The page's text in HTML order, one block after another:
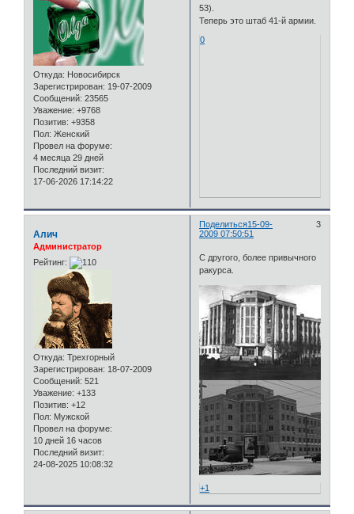
Откуда: Новосибирск
Зарегистрирован: 19-07-2009
Сообщений: 23565
Уважение: +9768
Позитив: +9358
Пол: Женский
Провел на форуме:
4 месяца 29 дней
Последний визит:
17-06-2026 17:14:22
53).
Теперь это штаб 41-й армии.
0
Поделиться 3
15-09-
2009 07:50:51
Алич
Администратор
Рейтинг:
Откуда: Трехгорный
Зарегистрирован: 18-07-2009
Сообщений: 521
Уважение: +133
Позитив: +12
Пол: Мужской
Провел на форуме:
10 дней 16 часов
Последний визит:
24-08-2025 10:08:32
С другого, более привычного
ракурса.
+1